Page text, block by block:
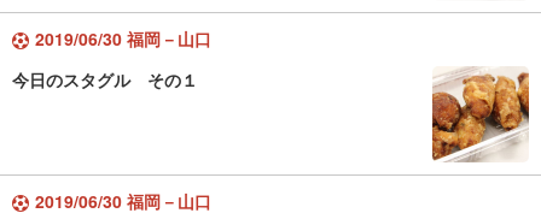
2019/06/30 福岡－山口
今日のスタグル その１
2019/06/30 福岡－山口